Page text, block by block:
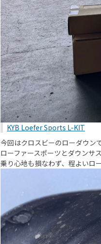
KYB Loefer Sports L-KIT
今回はクロスビーのローダウン
ローファースポーツとダウンサ
乗り心地も損なわず、程よいロ